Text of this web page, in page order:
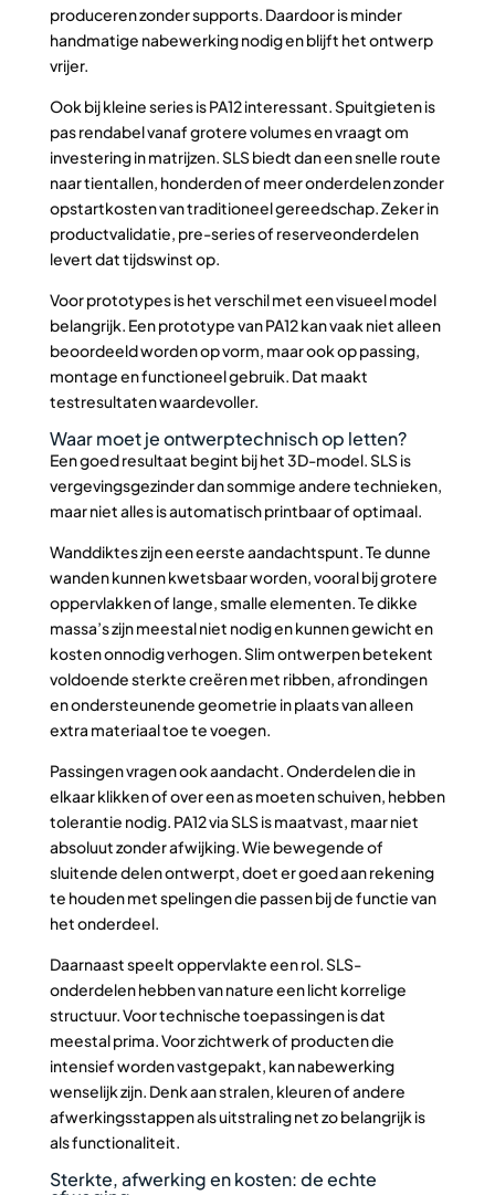
produceren zonder supports. Daardoor is minder
handmatige nabewerking nodig en blijft het ontwerp
vrijer.
Ook bij kleine series is PA12 interessant. Spuitgieten is
pas rendabel vanaf grotere volumes en vraagt om
investering in matrijzen. SLS biedt dan een snelle route
naar tientallen, honderden of meer onderdelen zonder
opstartkosten van traditioneel gereedschap. Zeker in
productvalidatie, pre-series of reserveonderdelen
levert dat tijdswinst op.
Voor prototypes is het verschil met een visueel model
belangrijk. Een prototype van PA12 kan vaak niet alleen
beoordeeld worden op vorm, maar ook op passing,
montage en functioneel gebruik. Dat maakt
testresultaten waardevoller.
Waar moet je ontwerptechnisch op letten?
Een goed resultaat begint bij het 3D-model. SLS is
vergevingsgezinder dan sommige andere technieken,
maar niet alles is automatisch printbaar of optimaal.
Wanddiktes zijn een eerste aandachtspunt. Te dunne
wanden kunnen kwetsbaar worden, vooral bij grotere
oppervlakken of lange, smalle elementen. Te dikke
massa’s zijn meestal niet nodig en kunnen gewicht en
kosten onnodig verhogen. Slim ontwerpen betekent
voldoende sterkte creëren met ribben, afrondingen
en ondersteunende geometrie in plaats van alleen
extra materiaal toe te voegen.
Passingen vragen ook aandacht. Onderdelen die in
elkaar klikken of over een as moeten schuiven, hebben
tolerantie nodig. PA12 via SLS is maatvast, maar niet
absoluut zonder afwijking. Wie bewegende of
sluitende delen ontwerpt, doet er goed aan rekening
te houden met spelingen die passen bij de functie van
het onderdeel.
Daarnaast speelt oppervlakte een rol. SLS-
onderdelen hebben van nature een licht korrelige
structuur. Voor technische toepassingen is dat
meestal prima. Voor zichtwerk of producten die
intensief worden vastgepakt, kan nabewerking
wenselijk zijn. Denk aan stralen, kleuren of andere
afwerkingsstappen als uitstraling net zo belangrijk is
als functionaliteit.
Sterkte, afwerking en kosten: de echte